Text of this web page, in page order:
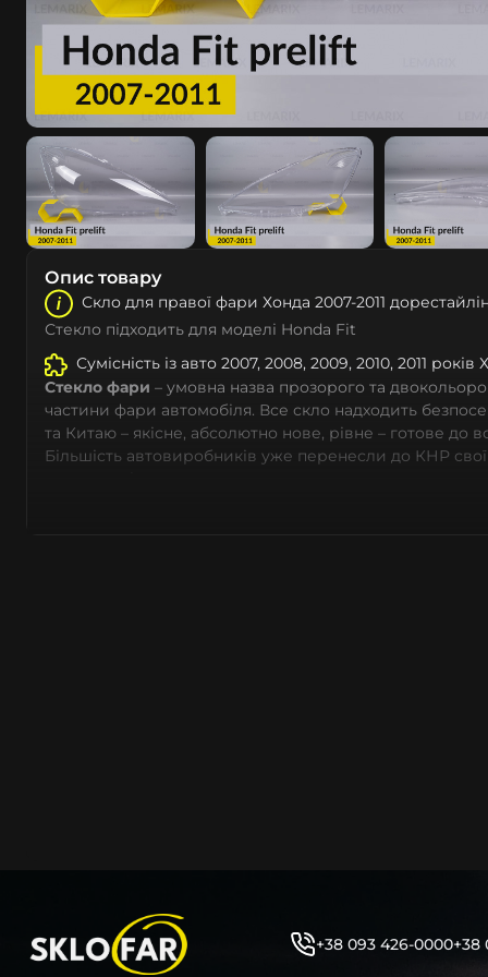
Опис товару
Скло для правої фари Хонда 2007-2011
Стекло підходить для моделі Honda Fit
Сумісність із авто 2007, 2008, 2009, 2010, 2011 років
Стекло фари – умовна назва прозорого та
частини фари автомобіля. Все скло надходить
та Китаю – якісне, абсолютно нове, рівне – готове до
Більшість автовиробників уже перенесли до КНР
тому не слід дивуватися, що до 90% запчастин до
Цілком зрозуміло, що далеко не завжди потрібна повна
як це часто пропонують автосервіси та автодилери.
заощадити та придбати тільки те, що потребує
+38 093 426-0000+38